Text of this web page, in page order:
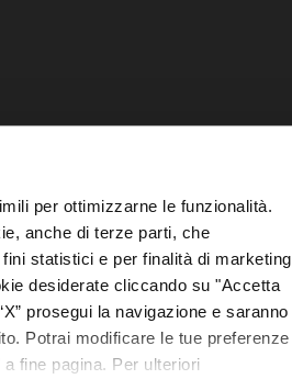
per ottimizzarne le funzionalità.
anche di terze parti, che
statistici e per finalità di marketing
desiderate cliccando su "Accetta
prosegui la navigazione e saranno
Potrai modificare le tue preferenze
fine pagina. Per ulteriori
- Privacy Policy Cookies Policy